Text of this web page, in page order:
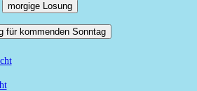
morgige Losung
für kommenden Sonntag